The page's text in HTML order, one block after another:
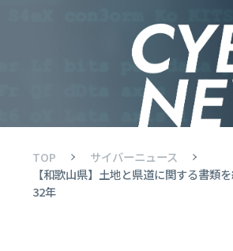
TOP
サイバーニュース
【和歌山県】土地と県道に関する書
32年